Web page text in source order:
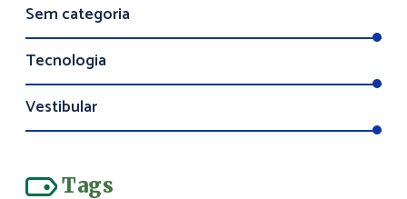
Sem categoria
Tecnologia
Vestibular
Tags